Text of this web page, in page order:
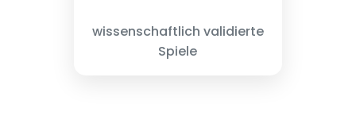
wissenschaftlich validierte
Spiele